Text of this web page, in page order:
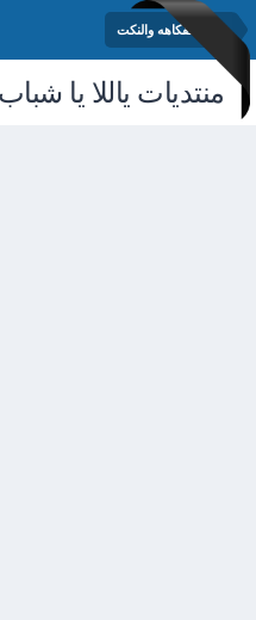
منتدى الفكاهه والنكت
منتديات ياللا يا شباب